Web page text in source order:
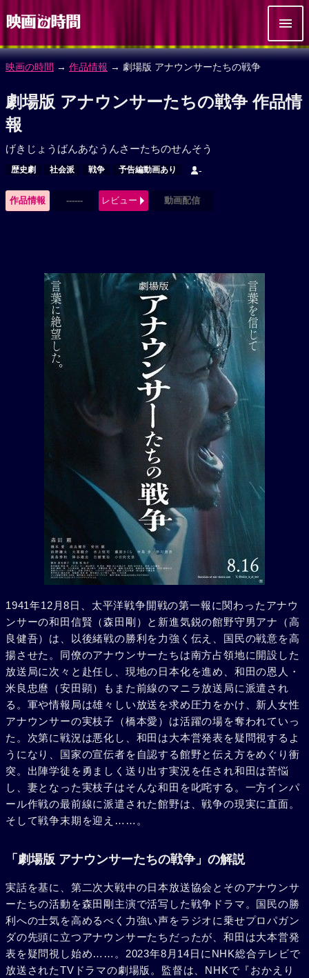
映画の時間 → 作品情報 → 劇場版 アナウンサーたちの戦争
劇場版 アナウンサーたちの戦争 作品情
報
げきじょうばんあなうんさーたちのせんそう
歴史劇 社会派 戦争 予告編動画あり -
作品情報 ------ レビュー 動画配信
1941年12月8日、太平洋戦争開戦の第一報に関わったアナウ
ンサーの和田信賢（森田剛）と新進気鋭の館野守男アナ（高
良健吾）は、以後緒戦の勝利を力強く伝え、国民の戦意を高
揚させた。同僚のアナウンサーたちは南方占領地に開設した
放送局に次々と赴任し、現地の日本化を進め、和田の恩人・
米良忠麿（安田顕）もまた前線のマニラ放送局に派遣され
る。軍や情報局は雄々しい放送を求め圧力をかけ、新人女性
アナウンサーの実枝子（橋本愛）は活躍の場を奪われていっ
た。次第に戦況は悪化し、和田は大本営発表を疑問視するよ
うになり、国家の宣伝者を自認する館野と伝え方をめぐり衝
突。出陣学徒を勇ましく送り出す実況を任され和田は苦悩
し、妻となった実枝子はそんな和田を叱咤する。一方インパ
ール作戦の最前線に派遣された館野は、戦争の現実に直面。
そして戦争末期を迎え……。
「劇場版 アナウンサーたちの戦争」の解説
実話を基に、第二次大戦中の日本放送協会とそのアナウンサ
ーたちの活動を森田剛主演で活写した戦争ドラマ。国民の勝
利への士気を高めるべく力強い声をラジオに乗せプロパガン
ダの先頭に立つアナウンサーたちだったが、和田は大本営発
表を疑問視し始め……。2023年8月14日にNHK総合テレビで
放送されたTVドラマの劇場版。監督は、NHKで『おかえり